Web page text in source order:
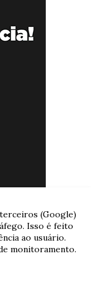
(Google)
Isso é feito
ao usuário.
monitoramento.